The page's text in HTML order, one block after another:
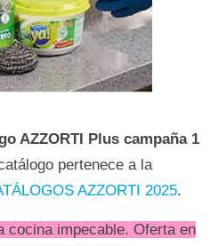
AZZORTI Plus campaña 1
pertenece a la
AZZORTI 2025.
cocina impecable. Oferta en